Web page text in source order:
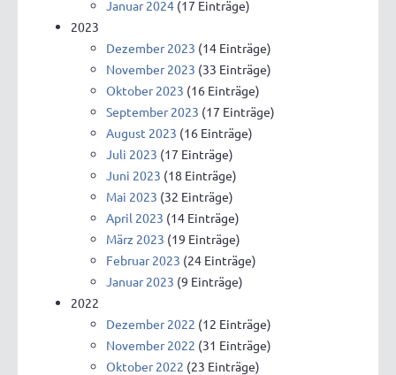
Januar 2024 (17 Einträge)
2023
Dezember 2023 (14 Einträge)
November 2023 (33 Einträge)
Oktober 2023 (16 Einträge)
September 2023 (17 Einträge)
August 2023 (16 Einträge)
Juli 2023 (17 Einträge)
Juni 2023 (18 Einträge)
Mai 2023 (32 Einträge)
April 2023 (14 Einträge)
März 2023 (19 Einträge)
Februar 2023 (24 Einträge)
Januar 2023 (9 Einträge)
2022
Dezember 2022 (12 Einträge)
November 2022 (31 Einträge)
Oktober 2022 (23 Einträge)